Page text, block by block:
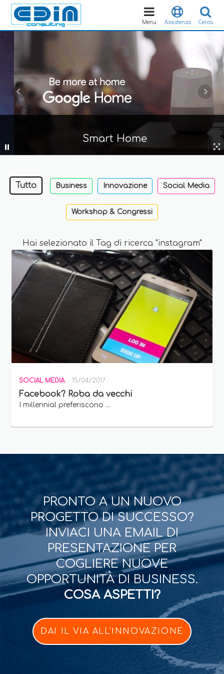
Cerca
Assistenza
Toggle
navigation
Menu
Smart Home
Tutto Business Innovazione Social Media
Workshop & Congressi
Hai selezionato il Tag di ricerca "instagram"
SOCIAL MEDIA 15/04/2017
Facebook? Roba da vecchi
I millennial preferiscono ...
PRONTO A UN NUOVO
PROGETTO DI SUCCESSO?
INVIACI UNA EMAIL DI
PRESENTAZIONE PER
COGLIERE NUOVE
OPPORTUNITÀ DI BUSINESS.
COSA ASPETTI?
DAI IL VIA ALL'INNOVAZIONE